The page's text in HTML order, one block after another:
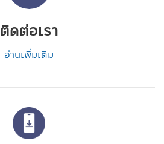
ติดต่อเรา
อ่านเพิ่มเติม